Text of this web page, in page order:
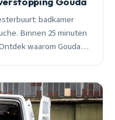
badkamer
Binnen 25 minuten
waarom Gouda-